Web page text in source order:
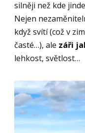
silněji než kde
Nejen
když svítí (což v
časté…), ale záři
lehkost, světlost…